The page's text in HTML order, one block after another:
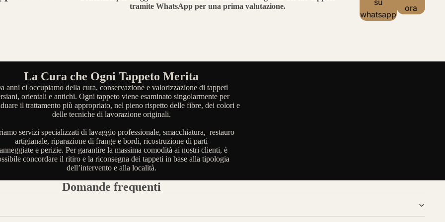
tramite WhatsApp per una prima valutazione.
whatsapp
ora
La Cura che Ogni Tappeto Merita
anni ci occupiamo della cura, conservazione e valorizzazione di tappeti
orientali e antichi. Ogni tappeto viene esaminato singolarmente per
il trattamento più appropriato, nel pieno rispetto delle fibre, dei colori e
delle tecniche di lavorazione originali.
servizi specializzati di lavaggio professionale, smacchiatura, restauro
artigianale, riparazione di frange e bordi, ricostruzione di parti
e perizie. Per garantire la massima comodità ai nostri clienti, è
concordare il ritiro e la riconsegna dei tappeti in base alla tipologia
dell’intervento e alla località.
Domande frequenti